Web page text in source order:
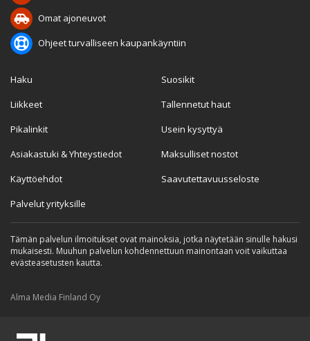
Omat ajoneuvot
Ohjeet turvalliseen kaupankäyntiin
Haku
Liikkeet
Pikalinkit
Asiakastuki & Yhteystiedot
Käyttöehdot
Palvelut yrityksille
Suosikit
Tallennetut haut
Usein kysyttyä
Maksulliset nostot
Saavutettavuusseloste
Tämän palvelun ilmoitukset ovat mainoksia, jotka näytetään sinulle hakusi
mukaisesti. Muuhun palvelun kohdennettuun mainontaan voit vaikuttaa
evästeasetusten kautta.
Alma Media Finland Oy